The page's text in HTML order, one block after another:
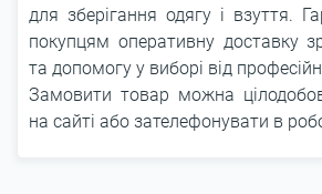
для зберігання одягу і взуття.
покупцям оперативну доставку
та допомогу у виборі від
Замовити товар можна
на сайті або зателефонувати в